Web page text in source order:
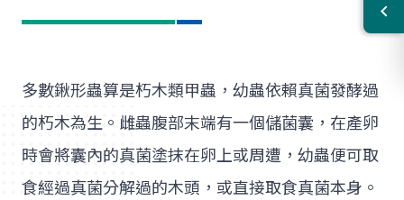
多數鍬形蟲算是朽木類甲蟲，幼蟲依賴真菌發酵過
的朽木為生。雌蟲腹部末端有一個儲菌囊，在產卵
時會將囊內的真菌塗抹在卵上或周遭，幼蟲便可取
食經過真菌分解過的木頭，或直接取食真菌本身。